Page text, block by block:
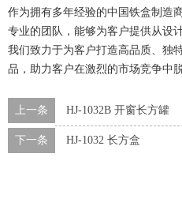
作为拥有多年经验的中国铁盒制造
专业的团队，能够为客户提供从设
我们致力于为客户打造高品质、独
品，助力客户在激烈的市场竞争中
上一条 HJ-1032B 开窗长方罐
下一条 HJ-1032 长方盒